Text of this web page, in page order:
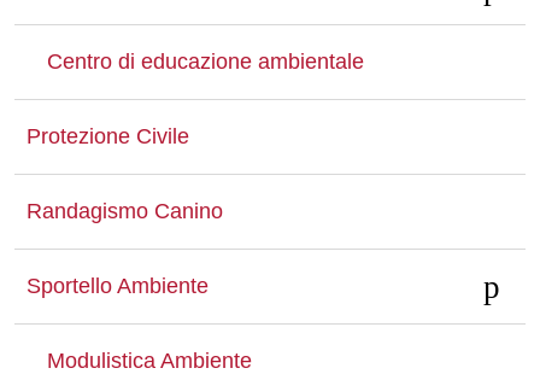
Centro di educazione ambientale
Protezione Civile
Randagismo Canino
Sportello Ambiente
Modulistica Ambiente